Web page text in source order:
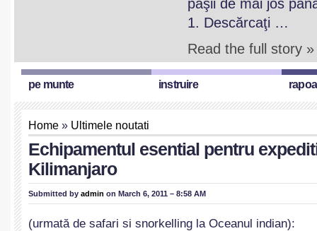
paşii de mai jos
1. Descărcaţi …
Read the full story »
pe munte instruire
Home » Ultimele noutati
Echipamentul esential pentru
Kilimanjaro
Submitted by admin on March 6, 2011 – 8:58 AM
(urmată de safari si snorkelling la Oceanul indian):